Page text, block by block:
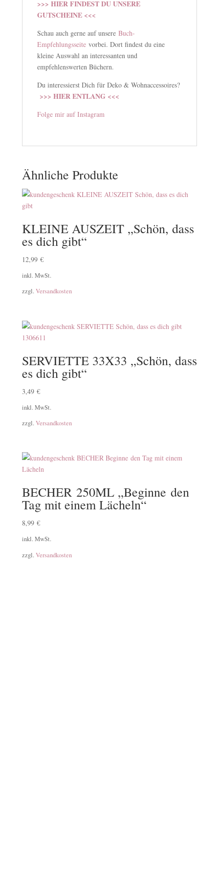
>>> HIER FINDEST DU UNSERE
GUTSCHEINE <<<
Schau auch gerne auf unsere Buch-
Empfehlungsseitevorbei. Dort findest du eine
kleine Auswahl an interessanten und
empfehlenswerten Büchern.
Du interessierst Dich für Deko & Wohnaccessoires?
>>> HIER ENTLANG <<<
Folge mir auf Instagram
Ähnliche Produkte
KLEINE AUSZEIT „Schön, dass
es dich gibt“
12,99 €
inkl. MwSt.
zzgl. Versandkosten
SERVIETTE 33X33 „Schön, dass
es dich gibt“
3,49 €
inkl. MwSt.
zzgl. Versandkosten
BECHER 250ML „Beginne den
Tag mit einem Lächeln“
8,99 €
inkl. MwSt.
zzgl. Versandkosten